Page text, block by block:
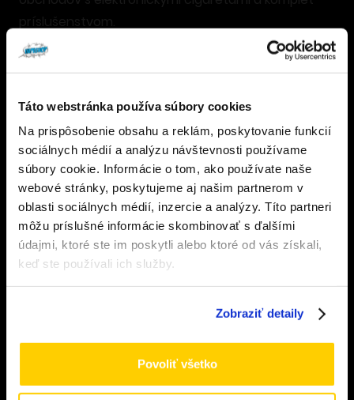
Táto webstránka používa súbory cookies
Na prispôsobenie obsahu a reklám, poskytovanie funkcií
sociálnych médií a analýzu návštevnosti používame
súbory cookie. Informácie o tom, ako používate naše
webové stránky, poskytujeme aj našim partnerom v
oblasti sociálnych médií, inzercie a analýzy. Títo partneri
môžu príslušné informácie skombinovať s ďalšími
údajmi, ktoré ste im poskytli alebo ktoré od vás získali,
keď ste používali ich služby.
Zobraziť detaily
Povoliť všetko
príslušenstvom.
Všetky produkty
E-cigarety
Podové zariadenia
Shake & Vape
Príslušenstvo
Overenie veku
Musíte mať aspoň18rokov pre vstup.
ÁNO
NIE